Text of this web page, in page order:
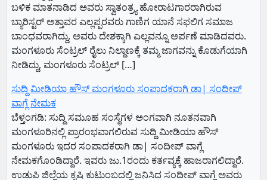
ಬಳಿಕ ಮಾತನಾಡಿದ ಅವರು ಸ್ವಾತಂತ್ರ್ಯ ಹೋರಾಟಗಾರರಾಗಿರುವ
ಬ್ಯಾರಿಸ್ಟರ್‌ ಅತ್ತಾವರ ಎಲ್ಲಪ್ಪರವರು ಗಾಣಿಗ ಯಾನೆ ಸಫಲಿಗ ಸಮಾಜ
ಬಾಂಧವರಾಗಿದ್ದು, ಅವರು ದೇಶಕ್ಕಾಗಿ ಎಲ್ಲವನ್ನೂ ಅರ್ಪಣೆ ಮಾಡಿದವರು.
ಮಂಗಳೂರು ಸೆಂಟ್ರಲ್‌ ರೈಲು ನಿಲ್ದಾಣಕ್ಕೆ ತಮ್ಮ ಜಾಗವನ್ನು ಕೊಡುಗೆಯಾಗಿ
ನೀಡಿದ್ದು, ಮಂಗಳೂರು ಸೆಂಟ್ರಲ್‌ […]
ಸುದ್ದಿ ಮೀಡಿಯಾ ಹೌಸ್ ಮಂಗಳೂರು ಸಂಪಾದಕರಾಗಿ ಡಾ| ಸಂದೀಪ್
ವಾಗ್ಲೆ ನೇಮಕ
ಬೆಳ್ತಂಗಡಿ: ಸುದ್ದಿ ಸಮೂಹ ಸಂಸ್ಥೆಗಳ ಅಂಗವಾಗಿ ನೂತನವಾಗಿ
ಮಂಗಳೂರಿನಲ್ಲಿ ಪ್ರಾರಂಭವಾಗಲಿರುವ ಸುದ್ದಿ ಮೀಡಿಯಾ ಹೌಸ್
ಮಂಗಳೂರು ಇದರ ಸಂಪಾದಕರಾಗಿ ಡಾ| ಸಂದೀಪ್ ವಾಗ್ಲೆ
ನೇಮಕಗೊಂಡಿದ್ದಾರೆ. ಇವರು ಜು.1ರಂದು ಕರ್ತವ್ಯಕ್ಕೆ ಹಾಜರಾಗಲಿದ್ದಾರೆ.
ಉಡುಪಿ ಜಿಲ್ಲೆಯ ಕೃಷಿ ಕುಟುಂಬದಲ್ಲಿ ಜನಿಸಿದ ಸಂದೀಪ್ ವಾಗ್ಲೆ ಅವರು